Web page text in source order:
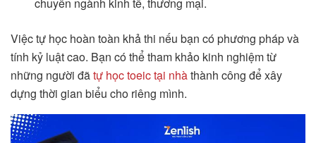
chuyên ngành kinh tế, thương mại.
Việc tự học hoàn toàn khả thi nếu bạn có phương pháp và
tính kỷ luật cao. Bạn có thể tham khảo kinh nghiệm từ
những người đãtự học toeic tại nhàthành công để xây
dựng thời gian biểu cho riêng mình.